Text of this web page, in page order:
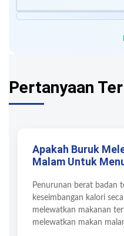
Pertanyaan
Apakah Buruk
Malam Untuk
Penurunan berat badan
keseimbangan kalori
melewatkan makanan
melewatkan makan